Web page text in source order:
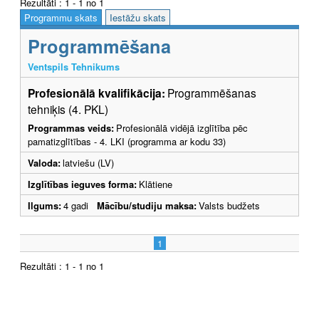
Programmu skats
Iestāžu skats
Programmēšana
Ventspils Tehnikums
Profesionālā kvalifikācija: Programmēšanas
tehniķis (4. PKL)
Programmas veids: Profesionālā vidējā izglītība pēc
pamatizglītības - 4. LKI (programma ar kodu 33)
Valoda:latviešu (LV)
Izglītības ieguves forma: Klātiene
Ilgums:4 gadi Mācību/studiju maksa:Valsts budžets
1
Rezultāti : 1 - 1 no 1